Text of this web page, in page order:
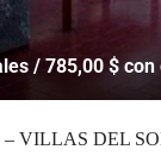
/ 785,00 $
– VILLAS DEL